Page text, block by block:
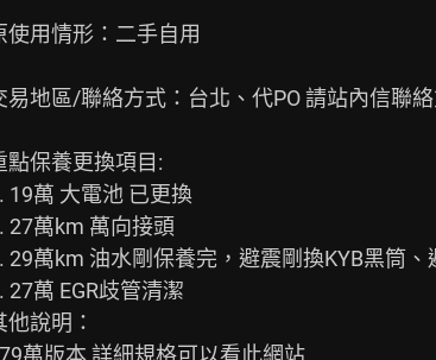
使用情形：二手自用
易地區/聯絡方式：台北、代PO 請站內信聯
點保養更換項目:
19萬 大電池 已更換
27萬km 萬向接頭
29萬km 油水剛保養完，避震剛換KYB黑筒、
27萬 EGR歧管清潔
他說明：